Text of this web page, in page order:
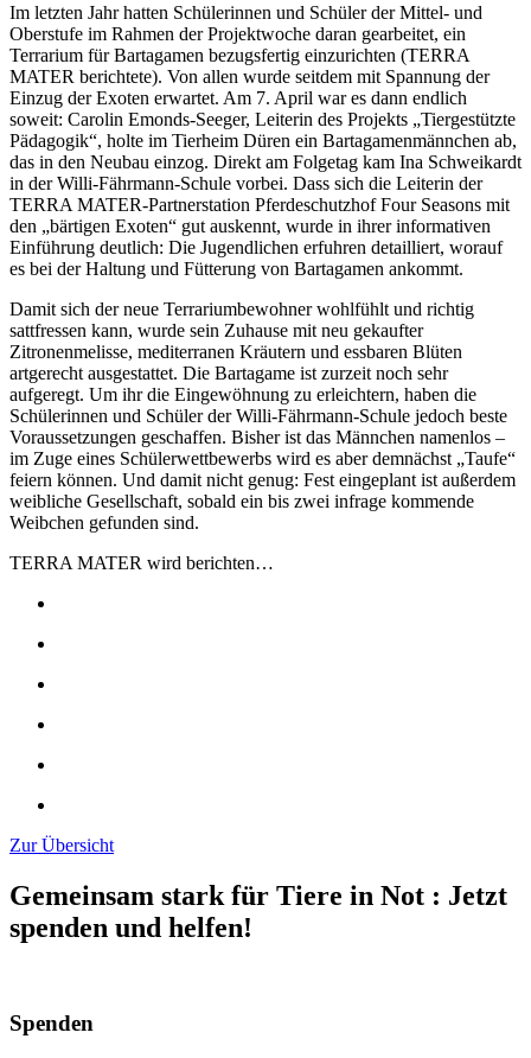
Im letzten Jahr hatten Schülerinnen und Schüler der Mittel- und
Oberstufe im Rahmen der Projektwoche daran gearbeitet, ein
Terrarium für Bartagamen bezugsfertig einzurichten (TERRA
MATER berichtete). Von allen wurde seitdem mit Spannung der
Einzug der Exoten erwartet. Am 7. April war es dann endlich
soweit: Carolin Emonds-Seeger, Leiterin des Projekts „Tiergestützte
Pädagogik“, holte im Tierheim Düren ein Bartagamenmännchen ab,
das in den Neubau einzog. Direkt am Folgetag kam Ina Schweikardt
in der Willi-Fährmann-Schule vorbei. Dass sich die Leiterin der
TERRA MATER-Partnerstation Pferdeschutzhof Four Seasons mit
den „bärtigen Exoten“ gut auskennt, wurde in ihrer informativen
Einführung deutlich: Die Jugendlichen erfuhren detailliert, worauf
es bei der Haltung und Fütterung von Bartagamen ankommt.
Damit sich der neue Terrariumbewohner wohlfühlt und richtig
sattfressen kann, wurde sein Zuhause mit neu gekaufter
Zitronenmelisse, mediterranen Kräutern und essbaren Blüten
artgerecht ausgestattet. Die Bartagame ist zurzeit noch sehr
aufgeregt. Um ihr die Eingewöhnung zu erleichtern, haben die
Schülerinnen und Schüler der Willi-Fährmann-Schule jedoch beste
Voraussetzungen geschaffen. Bisher ist das Männchen namenlos –
im Zuge eines Schülerwettbewerbs wird es aber demnächst „Taufe“
feiern können. Und damit nicht genug: Fest eingeplant ist außerdem
weibliche Gesellschaft, sobald ein bis zwei infrage kommende
Weibchen gefunden sind.
TERRA MATER wird berichten…
Zur Übersicht
Gemeinsam stark für Tiere in Not : Jetzt
spenden und helfen!
Spenden